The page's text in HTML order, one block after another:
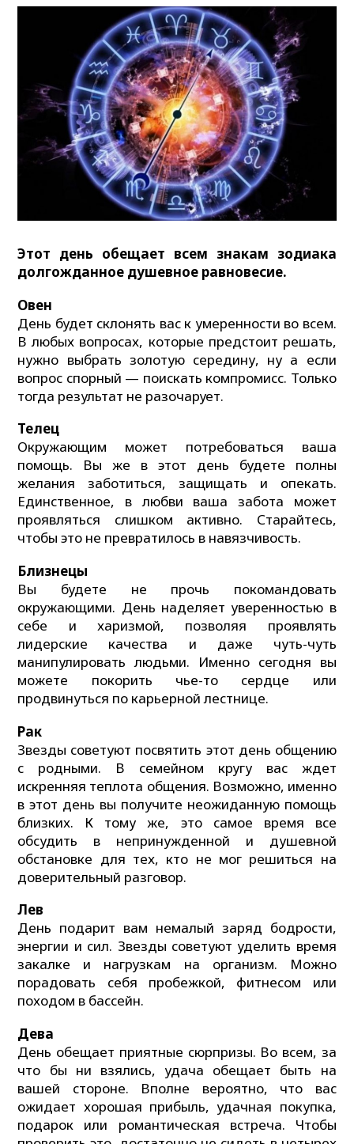
Этот день обещает всем знакам зодиака
долгожданное душевное равновесие.
Овен
День будет склонять вас к умеренности во всем.
В любых вопросах, которые предстоит решать,
нужно выбрать золотую середину, ну а если
вопрос спорный — поискать компромисс. Только
тогда результат не разочарует.
Телец
Окружающим может потребоваться ваша
помощь. Вы же в этот день будете полны
желания заботиться, защищать и опекать.
Единственное, в любви ваша забота может
проявляться слишком активно. Старайтесь,
чтобы это не превратилось в навязчивость.
Близнецы
Вы будете не прочь покомандовать
окружающими. День наделяет уверенностью в
себе и харизмой, позволяя проявлять
лидерские качества и даже чуть-чуть
манипулировать людьми. Именно сегодня вы
можете покорить чье-то сердце или
продвинуться по карьерной лестнице.
Рак
Звезды советуют посвятить этот день общению
с родными. В семейном кругу вас ждет
искренняя теплота общения. Возможно, именно
в этот день вы получите неожиданную помощь
близких. К тому же, это самое время все
обсудить в непринужденной и душевной
обстановке для тех, кто не мог решиться на
доверительный разговор.
Лев
День подарит вам немалый заряд бодрости,
энергии и сил. Звезды советуют уделить время
закалке и нагрузкам на организм. Можно
порадовать себя пробежкой, фитнесом или
походом в бассейн.
Дева
День обещает приятные сюрпризы. Во всем, за
что бы ни взялись, удача обещает быть на
вашей стороне. Вполне вероятно, что вас
ожидает хорошая прибыль, удачная покупка,
подарок или романтическая встреча. Чтобы